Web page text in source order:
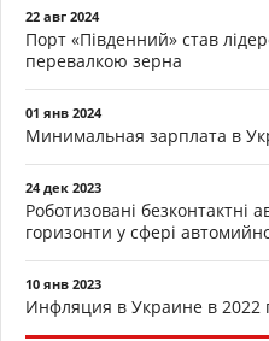
22 авг 2024
Порт «Південний» став
перевалкою зерна
01 янв 2024
Минимальная зарплата в
24 дек 2023
Роботизовані безконтактні
горизонти у сфері
10 янв 2023
Инфляция в Украине в 2022